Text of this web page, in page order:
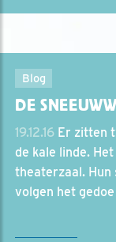
Blog
DE
19.12.16 Er zitten
de kale linde.
theaterzaal. Hun
volgen het